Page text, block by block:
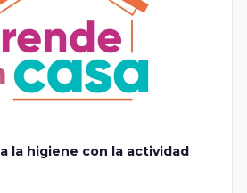
la higiene con la actividad